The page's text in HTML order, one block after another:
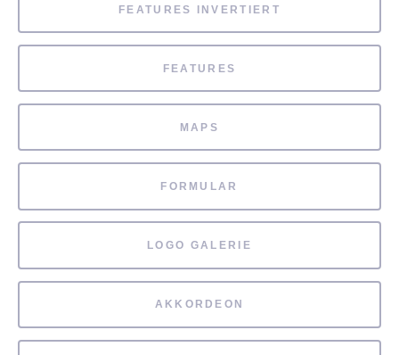
FEATURES INVERTIERT
FEATURES
MAPS
FORMULAR
LOGO GALERIE
AKKORDEON